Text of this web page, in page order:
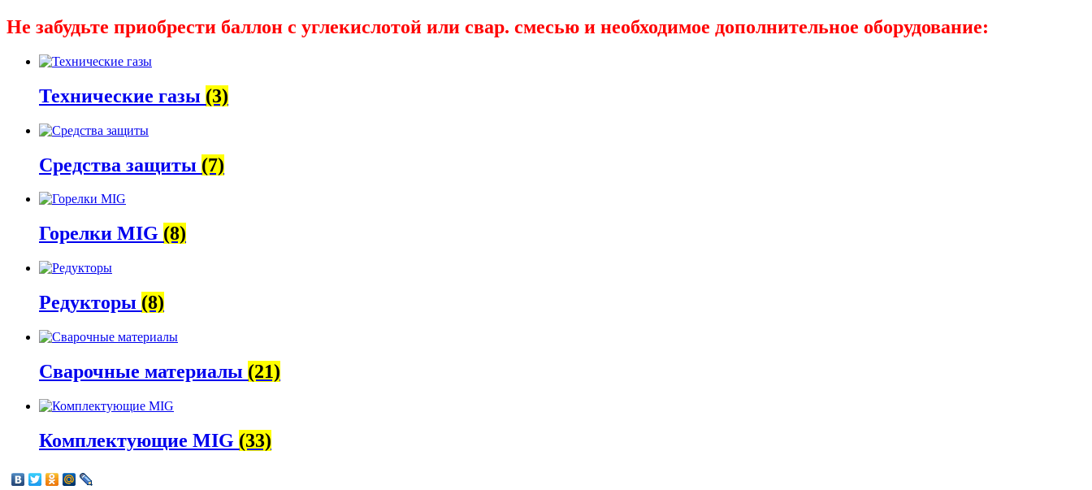
Не забудьте приобрести баллон с углекислотой или свар. смесью и необходимое дополнительное оборудование:
Технические газы (3)
Средства защиты (7)
Горелки MIG (8)
Редукторы (8)
Сварочные материалы (21)
Комплектующие MIG (33)